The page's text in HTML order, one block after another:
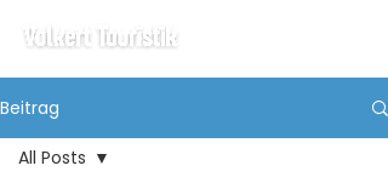
Beitrag
All Posts